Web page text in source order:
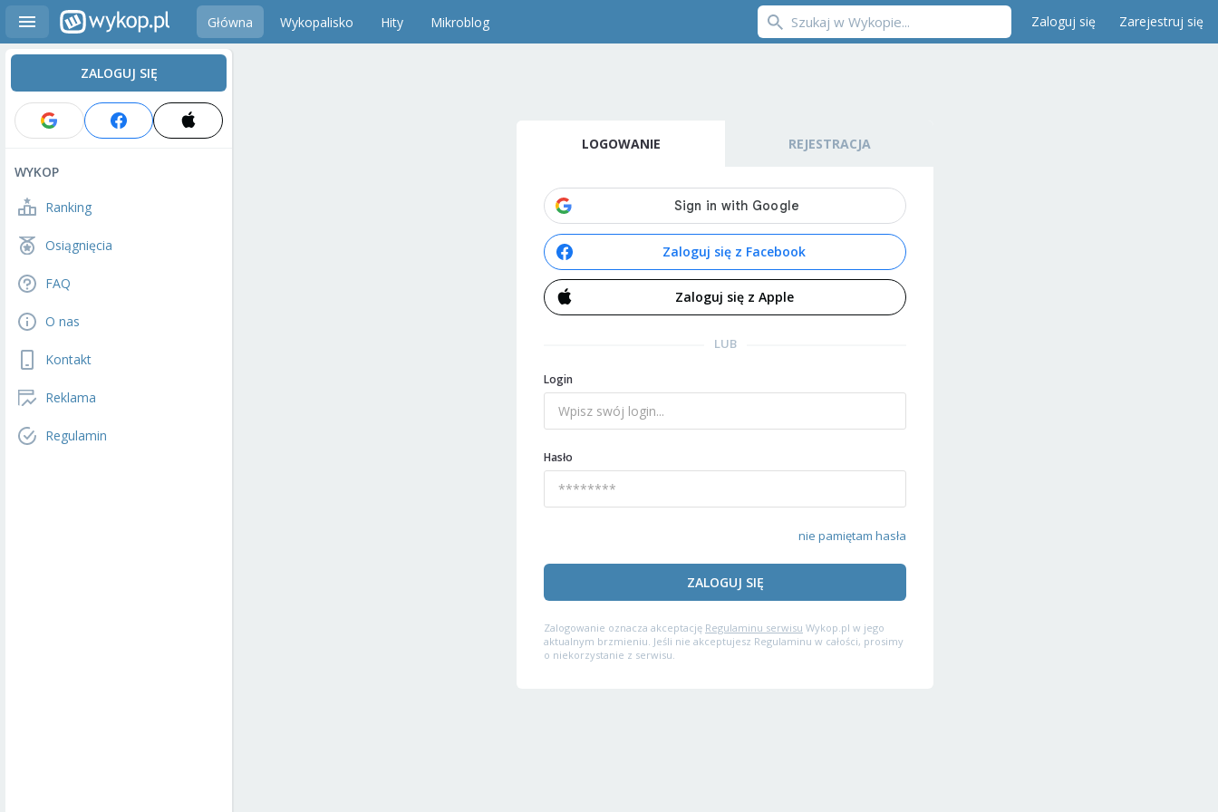
Główna Wykopalisko Hity Mikroblog Zaloguj się Zarejestruj się
ZALOGUJ SIĘ
WYKOP
Ranking
Osiągnięcia
FAQ
O nas
Kontakt
Reklama
Regulamin
LOGOWANIE REJESTRACJA
Zaloguj się z Facebook
Zaloguj się z Apple
LUB
Login
Hasło
nie pamiętam hasła
ZALOGUJ SIĘ
Zalogowanie oznacza akceptację Regulaminu serwisu Wykop.pl w jego
aktualnym brzmieniu. Jeśli nie akceptujesz Regulaminu w całości, prosimy
o niekorzystanie z serwisu.